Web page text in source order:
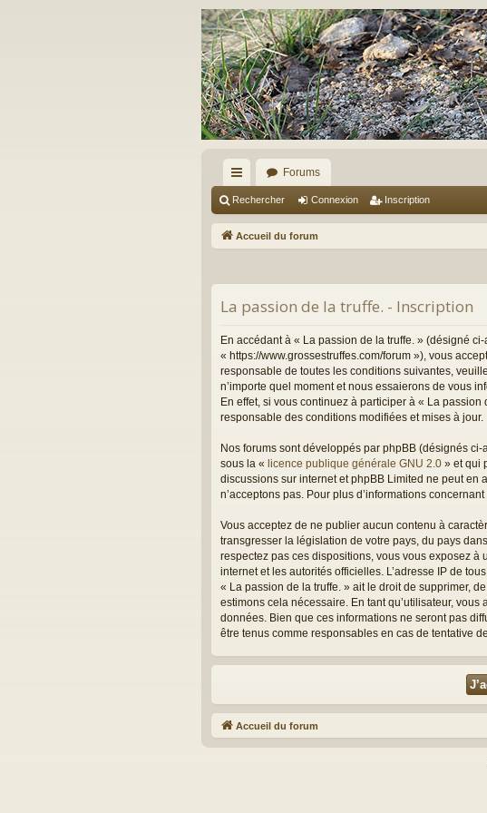
ac
co
ci
s
Forums
Rechercher Connexion Inscription
Accueil du forum
La passion de la truffe. - Inscription
En accédant à « La passion de la truffe. » (désigné
« https://www.grossestruffes.com/forum »), vous
responsable de toutes les conditions suivantes,
n’importe quel moment et nous essaierons de vous
En effet, si vous continuez à participer à « La
responsable des conditions modifiées et mises à jour.
Nos forums sont développés par phpBB (désignés
sous la « licence publique générale GNU 2.0 » et qui
discussions sur internet et phpBB Limited ne peut
n’acceptons pas. Pour plus d’informations
Vous acceptez de ne publier aucun contenu à
transgresser la législation de votre pays, du pays
respectez pas ces dispositions, vous vous exposez à
internet et les autorités officielles. L’adresse IP de
« La passion de la truffe. » ait le droit de supprimer,
estimons cela nécessaire. En tant qu’utilisateur,
données. Bien que ces informations ne seront pas
être tenus comme responsables en cas de tentative
Accueil du forum